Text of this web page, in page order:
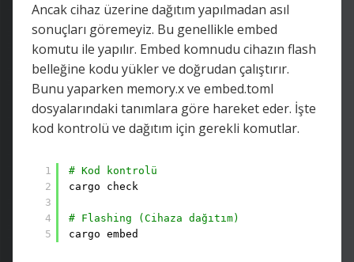
Ancak cihaz üzerine dağıtım yapılmadan asıl
sonuçları göremeyiz. Bu genellikle embed
komutu ile yapılır. Embed komnudu cihazın flash
belleğine kodu yükler ve doğrudan çalıştırır.
Bunu yaparken memory.x ve embed.toml
dosyalarındaki tanımlara göre hareket eder. İşte
kod kontrolü ve dağıtım için gerekli komutlar.
1
2
3
4
5
# Kod kontrolü
cargo check
# Flashing (Cihaza dağıtım)
cargo embed